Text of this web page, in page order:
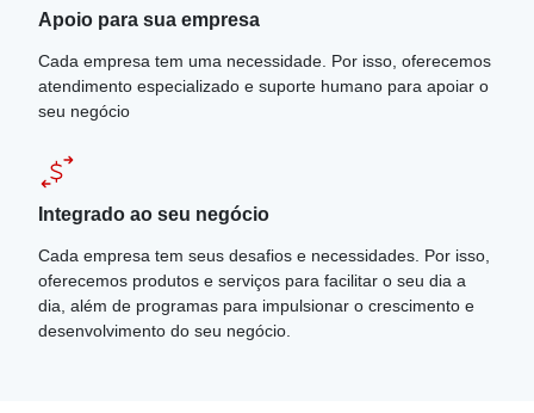
Apoio para sua empresa
Cada empresa tem uma necessidade. Por isso, oferecemos
atendimento especializado e suporte humano para apoiar o
seu negócio
Integrado ao seu negócio
Cada empresa tem seus desafios e necessidades. Por isso,
oferecemos produtos e serviços para facilitar o seu dia a
dia, além de programas para impulsionar o crescimento e
desenvolvimento do seu negócio.